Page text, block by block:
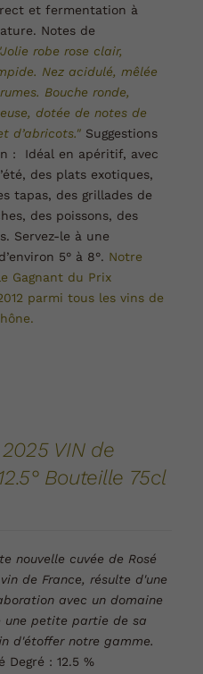
et fermentation à
Notes de
robe rose clair,
Nez acidulé, mêlée
Bouche ronde,
dotée de notes de
d’abricots." Suggestions
: Idéal en apéritif, avec
des plats exotiques,
tapas, des grillades de
des poissons, des
Servez-le à une
5° à 8°. Notre
Gagnant du Prix
parmi tous les vins de
VIN de
Bouteille 75cl
nouvelle cuvée de Rosé
de France, résulte d'une
avec un domaine
une petite partie de sa
d'étoffer notre gamme.
Degré :12.5 %